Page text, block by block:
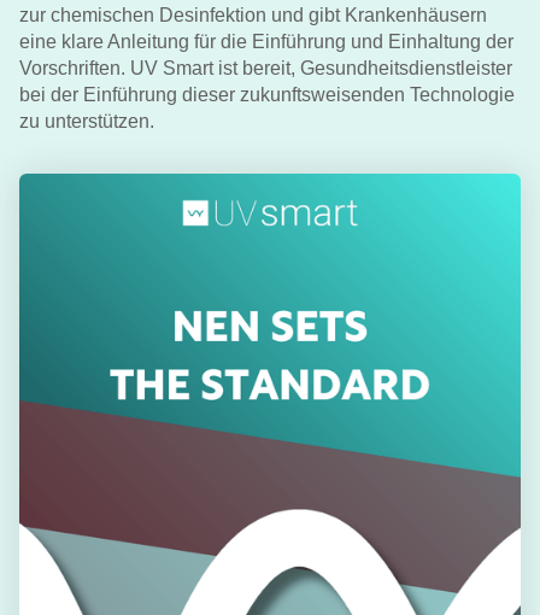
zur chemischen Desinfektion und gibt Krankenhäusern
eine klare Anleitung für die Einführung und Einhaltung der
Vorschriften. UV Smart ist bereit, Gesundheitsdienstleister
bei der Einführung dieser zukunftsweisenden Technologie
zu unterstützen.